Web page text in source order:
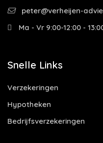
peter@verheijen-
Ma - Vr 9:00-12:00 -
Snelle Links
Verzekeringen
Hypotheken
Bedrijfsverzekeringen